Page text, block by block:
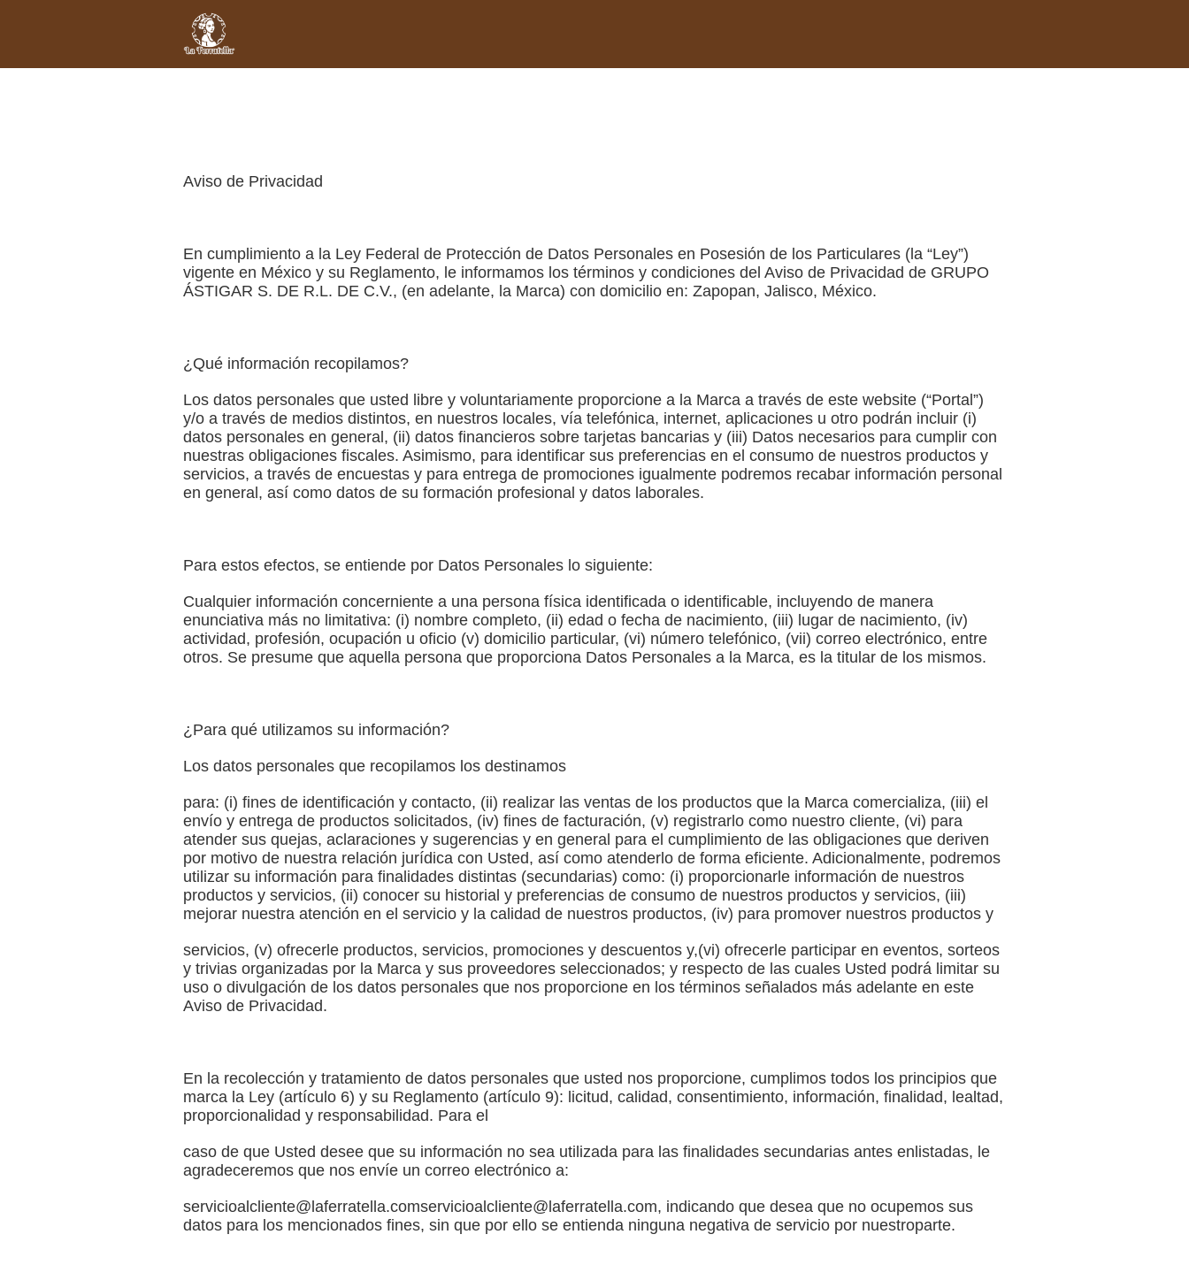
Aviso de Privacidad
En cumplimiento a la Ley Federal de Protección de Datos Personales en Posesión de los Particulares (la “Ley”)
vigente en México y su Reglamento, le informamos los términos y condiciones del Aviso de Privacidad de GRUPO
ÁSTIGAR S. DE R.L. DE C.V., (en adelante, la Marca) con domicilio en: Zapopan, Jalisco, México.
¿Qué información recopilamos?
Los datos personales que usted libre y voluntariamente proporcione a la Marca a través de este website (“Portal”)
y/o a través de medios distintos, en nuestros locales, vía telefónica, internet, aplicaciones u otro podrán incluir (i)
datos personales en general, (ii) datos financieros sobre tarjetas bancarias y (iii) Datos necesarios para cumplir con
nuestras obligaciones fiscales. Asimismo, para identificar sus preferencias en el consumo de nuestros productos y
servicios, a través de encuestas y para entrega de promociones igualmente podremos recabar información personal
en general, así como datos de su formación profesional y datos laborales.
Para estos efectos, se entiende por Datos Personales lo siguiente:
Cualquier información concerniente a una persona física identificada o identificable, incluyendo de manera
enunciativa más no limitativa: (i) nombre completo, (ii) edad o fecha de nacimiento, (iii) lugar de nacimiento, (iv)
actividad, profesión, ocupación u oficio (v) domicilio particular, (vi) número telefónico, (vii) correo electrónico, entre
otros. Se presume que aquella persona que proporciona Datos Personales a la Marca, es la titular de los mismos.
¿Para qué utilizamos su información?
Los datos personales que recopilamos los destinamos
para: (i) fines de identificación y contacto, (ii) realizar las ventas de los productos que la Marca comercializa, (iii) el
envío y entrega de productos solicitados, (iv) fines de facturación, (v) registrarlo como nuestro cliente, (vi) para
atender sus quejas, aclaraciones y sugerencias y en general para el cumplimiento de las obligaciones que deriven
por motivo de nuestra relación jurídica con Usted, así como atenderlo de forma eficiente. Adicionalmente, podremos
utilizar su información para finalidades distintas (secundarias) como: (i) proporcionarle información de nuestros
productos y servicios, (ii) conocer su historial y preferencias de consumo de nuestros productos y servicios, (iii)
mejorar nuestra atención en el servicio y la calidad de nuestros productos, (iv) para promover nuestros productos y
servicios, (v) ofrecerle productos, servicios, promociones y descuentos y,(vi) ofrecerle participar en eventos, sorteos
y trivias organizadas por la Marca y sus proveedores seleccionados; y respecto de las cuales Usted podrá limitar su
uso o divulgación de los datos personales que nos proporcione en los términos señalados más adelante en este
Aviso de Privacidad.
En la recolección y tratamiento de datos personales que usted nos proporcione, cumplimos todos los principios que
marca la Ley (artículo 6) y su Reglamento (artículo 9): licitud, calidad, consentimiento, información, finalidad, lealtad,
proporcionalidad y responsabilidad. Para el
caso de que Usted desee que su información no sea utilizada para las finalidades secundarias antes enlistadas, le
agradeceremos que nos envíe un correo electrónico a:
servicioalcliente@laferratella.comservicioalcliente@laferratella.com, indicando que desea que no ocupemos sus
datos para los mencionados fines, sin que por ello se entienda ninguna negativa de servicio por nuestroparte.